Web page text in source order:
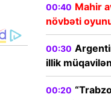
00:40 Mahir
növbəti
00:30
illik
00:20